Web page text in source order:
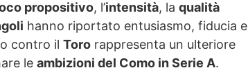
propositivo, l’intensità, la qualità
hanno riportato entusiasmo, fiducia e
contro il Toro rappresenta un ulteriore
le ambizioni del Como in Serie A.